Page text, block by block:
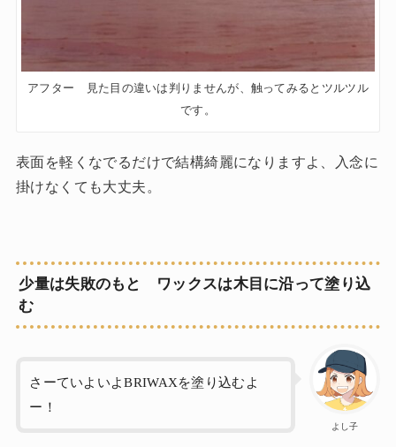
アフター 見た目の違いは判りませんが、触ってみるとツルツル
です。
表面を軽くなでるだけで結構綺麗になりますよ、入念に
掛けなくても大丈夫。
少量は失敗のもと ワックスは木目に沿って塗り込
む
よし子
さーていよいよBRIWAXを塗り込むよ
ー！